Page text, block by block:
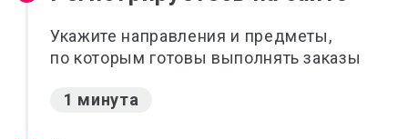
Укажите направления и предметы,
по которым готовы выполнять заказы
1 минута